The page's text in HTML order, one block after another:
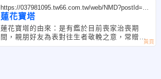
https://037981095.tw66.com.tw/web/NMD?postId=11
91615
蓮花寶塔
蓮花寶塔的由來：是有鑑於目前喪家治喪期
間，親朋好友為表對往生者敬輓之意，常贈送
罐頭塔、花圈、羅馬柱價格高、蘭花等來敬輓